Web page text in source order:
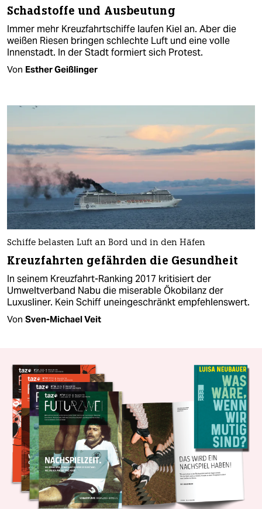
Schadstoffe und Ausbeutung
Immer mehr Kreuzfahrtschiffe laufen Kiel an. Aber die
weißen Riesen bringen schlechte Luft und eine volle
Innenstadt. In der Stadt formiert sich Protest.
Von Esther Geißlinger
Schiffe belasten Luft an Bord und in den Häfen
Kreuzfahrten gefährden die Gesundheit
In seinem Kreuzfahrt-Ranking 2017 kritisiert der
Umweltverband Nabu die miserable Ökobilanz der
Luxusliner. Kein Schiff uneingeschränkt empfehlenswert.
Von Sven-Michael Veit